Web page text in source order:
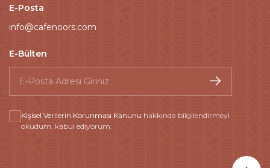
E-Posta
info@cafenoors.com
E-Bülten
Kişisel Verilerin Korunması Kanunu hakkında bilgilendirmeyi
okudum, kabul ediyorum.